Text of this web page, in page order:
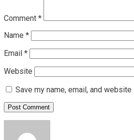
Comment *
Name *
Email *
Website
Save my name, email, and